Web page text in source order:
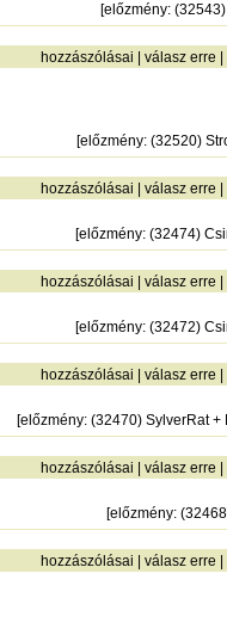
[előzmény:
hozzászólásai válasz erre
[előzmény: (32520)
hozzászólásai válasz erre
[előzmény: (32474)
hozzászólásai válasz erre
[előzmény: (32472)
hozzászólásai válasz erre
[előzmény: (32470) SylverRat +
hozzászólásai válasz erre
[előzmény:
hozzászólásai válasz erre